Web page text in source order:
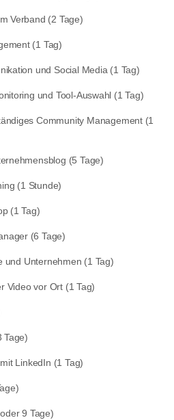
Verband (2 Tage)
(1 Tag)
und Social Media (1 Tag)
und Tool-Auswahl (1 Tag)
Community Management (1
(5 Tage)
(1 Stunde)
(1 Tag)
(6 Tage)
und Unternehmen (1 Tag)
Video vor Ort (1 Tag)
Tage)
LinkedIn (1 Tag)
9 Tage)